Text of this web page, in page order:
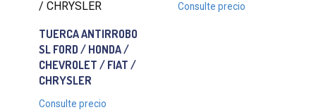
TUERCA ANTIRROBO
SL FORD / HONDA /
CHEVROLET / FIAT /
CHRYSLER
Consulte precio
Consulte precio